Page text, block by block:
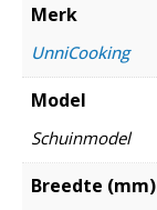
Merk
UnniCooking
Model
Schuinmodel
Breedte (mm)